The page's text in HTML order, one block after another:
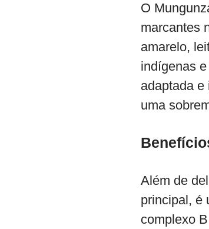
O
marcantes
amarelo,
indígenas
adaptada e
uma
Além de
principal, é
complexo